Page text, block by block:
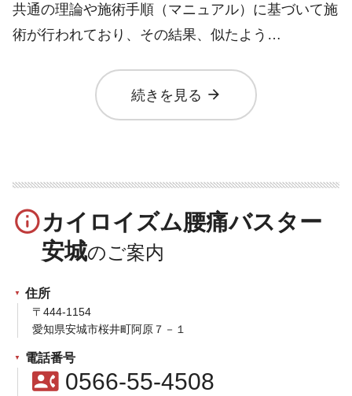
共通の理論や施術手順（マニュアル）に基づいて施
術が行われており、その結果、似たよう…
続きを見る arrow_forward
info_outlineカイロイズム腰痛バスター
安城
住所
〒444-1154
愛知県安城市桜井町阿原７－１
電話番号
contact_phone0566-55-4508